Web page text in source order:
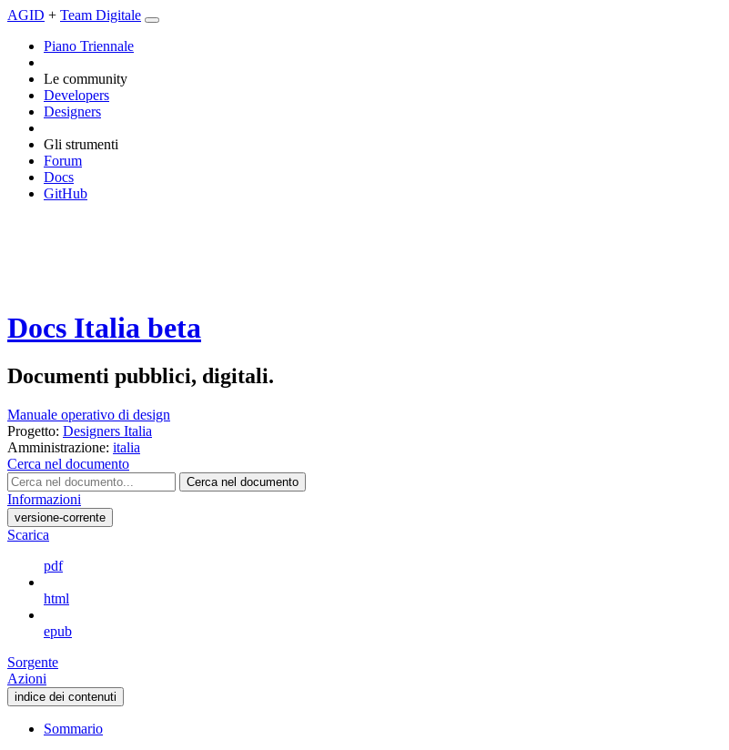
AGID + Team Digitale
Piano Triennale
Le community
Developers
Designers
Gli strumenti
Forum
Docs
GitHub
Docs Italia beta
Documenti pubblici, digitali.
Manuale operativo di design
Progetto: Designers Italia
Amministrazione: italia
Cerca nel documento
Cerca nel documento
Informazioni
versione-corrente
Scarica
pdf
html
epub
Sorgente
Azioni
indice dei contenuti
Sommario